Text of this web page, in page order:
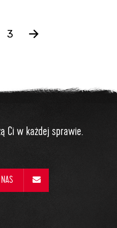
3
Ci w każdej sprawie.